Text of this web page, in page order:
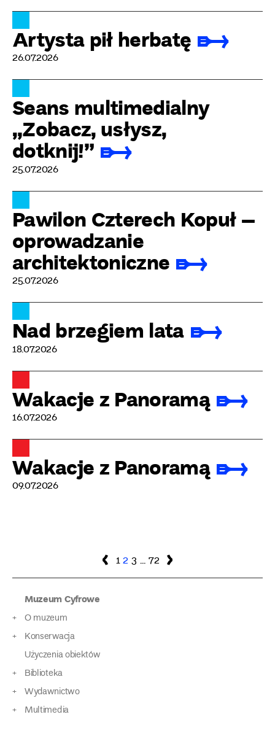
Artysta pił herbatę
26.07.2026
Seans multimedialny
„Zobacz, usłysz,
dotknij!”
25.07.2026
Pawilon Czterech Kopuł –
oprowadzanie
architektoniczne
25.07.2026
Nad brzegiem lata
18.07.2026
Wakacje z Panoramą
16.07.2026
Wakacje z Panoramą
09.07.2026
Nawigacja
po
wpisach
Strona
1Strona
2 Strona
3 …Strona
72 Następna
Muzeum Cyfrowe
O muzeum
Konserwacja
Użyczenia obiektów
Biblioteka
Wydawnictwo
Multimedia